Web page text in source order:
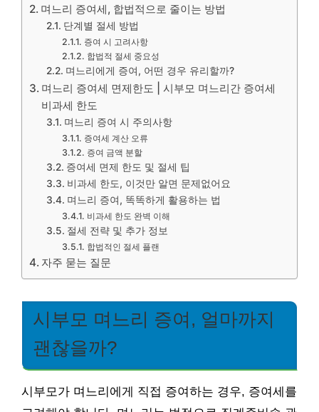
며느리 증여세, 합법적으로 줄이는 방법
단계별 절세 방법
증여 시 고려사항
합법적 절세 중요성
며느리에게 증여, 어떤 경우 유리할까?
며느리 증여세 면제한도 | 시부모 며느리간 증여세
비과세 한도
며느리 증여 시 주의사항
증여세 계산 오류
증여 금액 분할
증여세 면제 한도 및 절세 팁
비과세 한도, 이것만 알면 문제없어요
며느리 증여, 똑똑하게 활용하는 법
비과세 한도 완벽 이해
절세 전략 및 추가 정보
합법적인 절세 플랜
자주 묻는 질문
시부모 며느리 증여, 얼마까지
괜찮을까?
시부모가 며느리에게 직접 증여하는 경우, 증여세를